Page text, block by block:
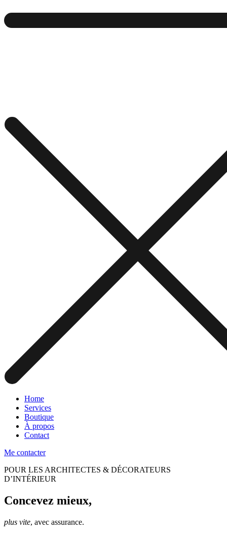
Home
Services
Boutique
À propos
Contact
Me contacter
POUR LES ARCHITECTES & DÉCORATEURS
D’INTÉRIEUR
Concevez mieux,
plus vite, avec assurance.